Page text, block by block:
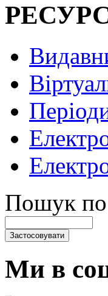
Пошук по
Ми в